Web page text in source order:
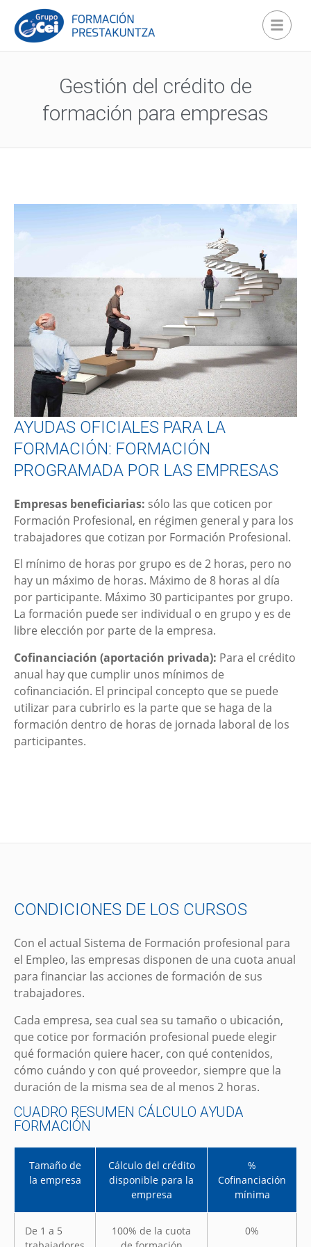
Gestión del crédito de
formación para empresas
AYUDAS OFICIALES PARA LA
FORMACIÓN: FORMACIÓN
PROGRAMADA POR LAS EMPRESAS
Empresas beneficiarias: sólo las que coticen por
Formación Profesional, en régimen general y para los
trabajadores que cotizan por Formación Profesional.
El mínimo de horas por grupo es de 2 horas, pero no
hay un máximo de horas. Máximo de 8 horas al día
por participante. Máximo 30 participantes por grupo.
La formación puede ser individual o en grupo y es de
libre elección por parte de la empresa.
Cofinanciación (aportación privada): Para el crédito
anual hay que cumplir unos mínimos de
cofinanciación. El principal concepto que se puede
utilizar para cubrirlo es la parte que se haga de la
formación dentro de horas de jornada laboral de los
participantes.
CONDICIONES DE LOS CURSOS
Con el actual Sistema de Formación profesional para
el Empleo, las empresas disponen de una cuota anual
para financiar las acciones de formación de sus
trabajadores.
Cada empresa, sea cual sea su tamaño o ubicación,
que cotice por formación profesional puede elegir
qué formación quiere hacer, con qué contenidos,
cómo cuándo y con qué proveedor, siempre que la
duración de la misma sea de al menos 2 horas.
CUADRO RESUMEN CÁLCULO AYUDA
FORMACIÓN
Tamaño de
la empresa
Cálculo del crédito
disponible para la
empresa
%
Cofinanciación
mínima
De 1 a 5
100% de la cuota
0%